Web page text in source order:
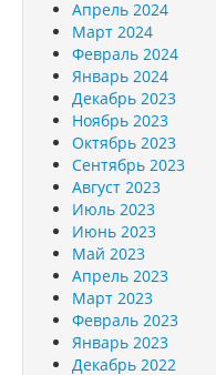
Апрель 2024
Март 2024
Февраль 2024
Январь 2024
Декабрь 2023
Ноябрь 2023
Октябрь 2023
Сентябрь 2023
Август 2023
Июль 2023
Июнь 2023
Май 2023
Апрель 2023
Март 2023
Февраль 2023
Январь 2023
Декабрь 2022